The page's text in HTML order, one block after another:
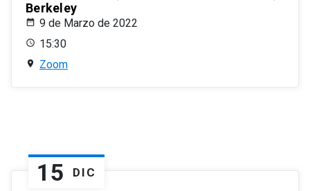
Berkeley
9 de Marzo de 2022
15:30
Zoom
15 DIC